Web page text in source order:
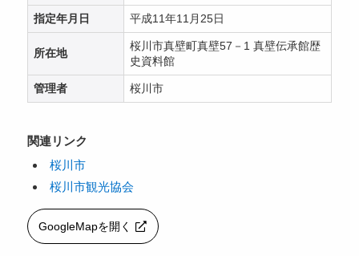
指定年月日 平成11年11月25日
所在地
桜川市真壁町真壁57－1 真壁伝承館歴
史資料館
管理者 桜川市
関連リンク
桜川市
桜川市観光協会
GoogleMapを開く